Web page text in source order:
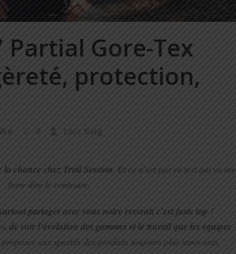
Partial Gore-Tex
protection,
0 Loïc Roig
chance chez Trail Session. Et ce n’est pas ce test qui va me
faire dire le contraire.
partager avec vous notre ressenti c’est juste top !
de voir l’évolution des gammes et le travail que les équipes
aux sportifs des produits toujours plus innovants.